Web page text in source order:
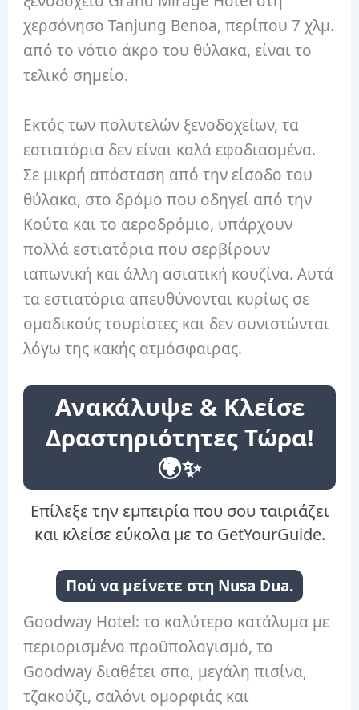
χερσόνησο Tanjung Benoa, περίπου 7 χλμ.
από το νότιο άκρο του θύλακα, είναι το
τελικό σημείο.
Εκτός των πολυτελών ξενοδοχείων, τα
εστιατόρια δεν είναι καλά εφοδιασμένα.
Σε μικρή απόσταση από την είσοδο του
θύλακα, στο δρόμο που οδηγεί από την
Κούτα και το αεροδρόμιο, υπάρχουν
πολλά εστιατόρια που σερβίρουν
ιαπωνική και άλλη ασιατική κουζίνα. Αυτά
τα εστιατόρια απευθύνονται κυρίως σε
ομαδικούς τουρίστες και δεν συνιστώνται
λόγω της κακής ατμόσφαιρας.
Ανακάλυψε & Κλείσε
Δραστηριότητες Τώρα!
🌍✨
Επίλεξε την εμπειρία που σου ταιριάζει
και κλείσε εύκολα με το GetYourGuide.
Πού να μείνετε στη Nusa Dua.
Goodway Hotel: το καλύτερο κατάλυμα με
περιορισμένο προϋπολογισμό, το
Goodway διαθέτει σπα, μεγάλη πισίνα,
τζακούζι, σαλόνι ομορφιάς και